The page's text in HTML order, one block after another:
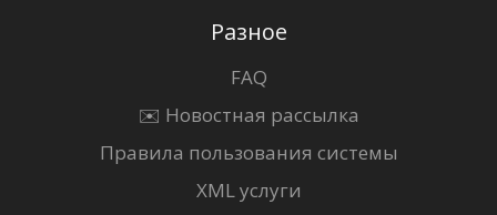
Разное
FAQ
✉️ Новостная рассылка
Правила пользования системы
XML услуги